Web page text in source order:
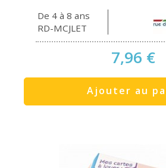
De 4 à 8 ans
RD-MCJLET
7,96 €
Ajouter au